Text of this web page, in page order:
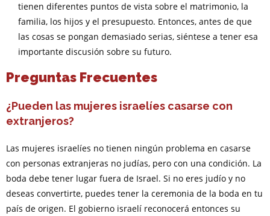
tienen diferentes puntos de vista sobre el matrimonio, la
familia, los hijos y el presupuesto. Entonces, antes de que
las cosas se pongan demasiado serias, siéntese a tener esa
importante discusión sobre su futuro.
Preguntas Frecuentes
¿Pueden las mujeres israelíes casarse con
extranjeros?
Las mujeres israelíes no tienen ningún problema en casarse
con personas extranjeras no judías, pero con una condición. La
boda debe tener lugar fuera de Israel. Si no eres judío y no
deseas convertirte, puedes tener la ceremonia de la boda en tu
país de origen. El gobierno israelí reconocerá entonces su